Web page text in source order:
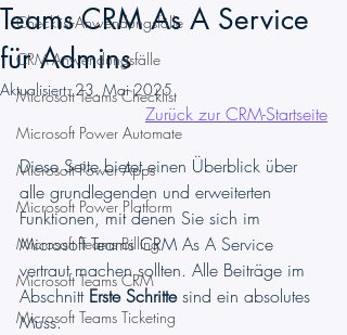
Checklist-Anwendungsfälle
CRM-Anwendungsfälle
Microsoft Teams Checklist
Microsoft Power Automate
Microsoft Power Apps
Microsoft Power Platform
Microsoft Teams Billing
Microsoft Teams CRM
Microsoft Teams Ticketing
Teams CRM As A Service
für Admins
Aktualisiert:23. Mai 2025
Zurück zur CRM-Startseite
Diese Seite bietet einen Überblick über
alle grundlegenden und erweiterten
Funktionen, mit denen Sie sich im
Microsoft Teams CRM As A Service
vertraut machen sollten. Alle Beiträge im
Abschnitt Erste Schritte sind ein absolutes
Muss.